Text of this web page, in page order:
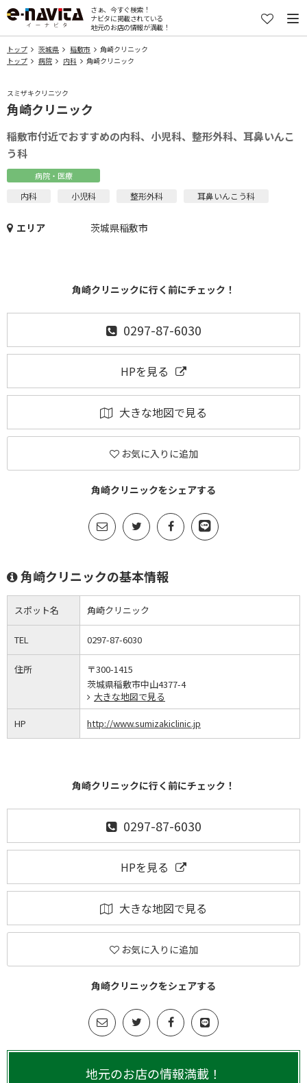
さぁ、今すぐ検索！
ナビタに掲載されている
地元のお店の情報が満載！
トップ 茨城県 稲敷市
角崎クリニック
トップ
病院 内科 角崎クリニック
スミザキクリニツク
角崎クリニック
稲敷市付近でおすすめの内科、小児科、整形外科、耳鼻いんこ
う科
病院・医療
内科 小児科 整形外科 耳鼻いんこう科
エリア 茨城県稲敷市
角崎クリニックに行く前にチェック！
0297-87-6030
HPを見る
大きな地図で見る
お気に入りに追加
角崎クリニックをシェアする
角崎クリニックの基本情報
スポット名 角崎クリニック
TEL 0297-87-6030
住所
〒300-1415
茨城県稲敷市中山4377-4
大きな地図で見る
HP http://www.sumizakiclinic.jp
角崎クリニックに行く前にチェック！
0297-87-6030
HPを見る
大きな地図で見る
お気に入りに追加
角崎クリニックをシェアする
地元のお店の情報満載！